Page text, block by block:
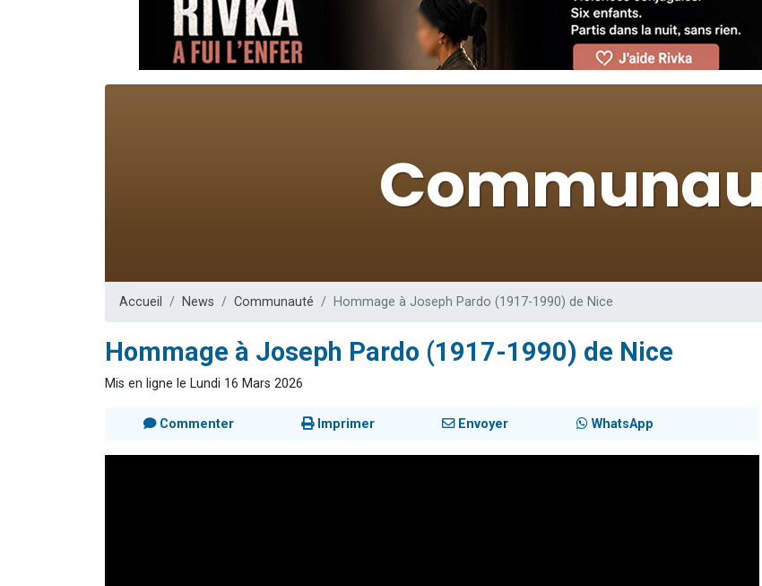
Nathaniel vient de donner son Maasser
6 personnes viennent de faire un don pour 5 enfants déjà orphelins risquent
2 personnes viennent de faire un don pour Reloger Rivka, 6 enfants, victime de
2 personnes viennent de nous rejoindre sur WhatsApp
2 personnes viennent de nous rejoindre sur WhatsApp
Accueil News Communauté Hommage à Joseph Pardo (1917-1990) de Nice
Hommage à Joseph Pardo (1917-1990) de Nice
Mis en ligne le Lundi 16 Mars 2026
Commenter Imprimer Envoyer WhatsApp